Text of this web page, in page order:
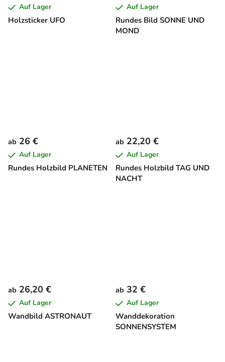
Holzsticker UFO
Auf Lager
Rundes Bild SONNE UND
MOND
Auf Lager
Rundes Holzbild PLANETEN
ab 26 €
Auf Lager
Rundes Holzbild TAG UND
NACHT
ab 22,20 €
Auf Lager
Wandbild ASTRONAUT
ab 26,20 €
Auf Lager
Wanddekoration
SONNENSYSTEM
ab 32 €
Auf Lager